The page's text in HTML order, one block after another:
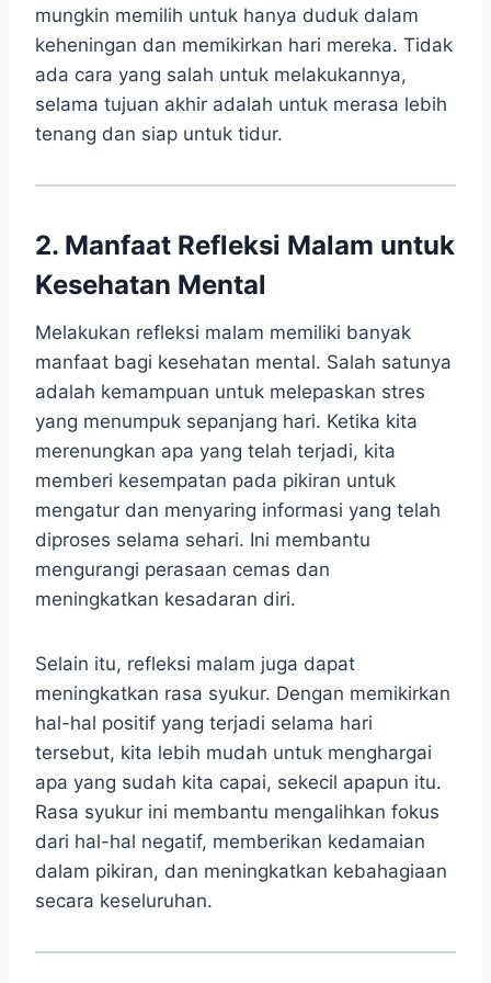
mungkin memilih untuk hanya duduk dalam
keheningan dan memikirkan hari mereka. Tidak
ada cara yang salah untuk melakukannya,
selama tujuan akhir adalah untuk merasa lebih
tenang dan siap untuk tidur.
2. Manfaat Refleksi Malam untuk
Kesehatan Mental
Melakukan refleksi malam memiliki banyak
manfaat bagi kesehatan mental. Salah satunya
adalah kemampuan untuk melepaskan stres
yang menumpuk sepanjang hari. Ketika kita
merenungkan apa yang telah terjadi, kita
memberi kesempatan pada pikiran untuk
mengatur dan menyaring informasi yang telah
diproses selama sehari. Ini membantu
mengurangi perasaan cemas dan
meningkatkan kesadaran diri.
Selain itu, refleksi malam juga dapat
meningkatkan rasa syukur. Dengan memikirkan
hal-hal positif yang terjadi selama hari
tersebut, kita lebih mudah untuk menghargai
apa yang sudah kita capai, sekecil apapun itu.
Rasa syukur ini membantu mengalihkan fokus
dari hal-hal negatif, memberikan kedamaian
dalam pikiran, dan meningkatkan kebahagiaan
secara keseluruhan.